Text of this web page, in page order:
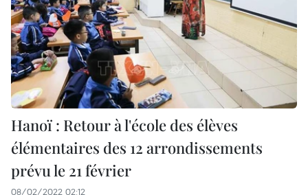
Hanoï : Retour à l'école des élèves
élémentaires des 12 arrondissements
prévu le 21 février
08/02/2022 02:12